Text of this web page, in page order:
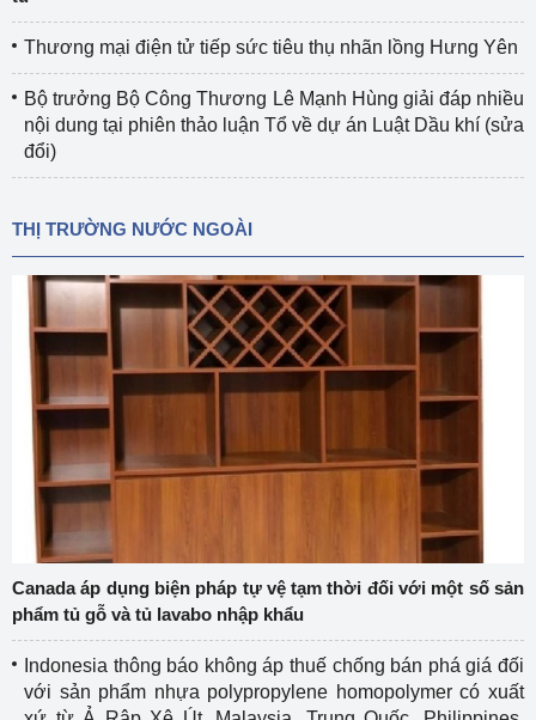
Thương mại điện tử tiếp sức tiêu thụ nhãn lồng Hưng Yên
Bộ trưởng Bộ Công Thương Lê Mạnh Hùng giải đáp nhiều
nội dung tại phiên thảo luận Tổ về dự án Luật Dầu khí (sửa
đổi)
THỊ TRƯỜNG NƯỚC NGOÀI
Canada áp dụng biện pháp tự vệ tạm thời đối với một số sản
phẩm tủ gỗ và tủ lavabo nhập khẩu
Indonesia thông báo không áp thuế chống bán phá giá đối
với sản phẩm nhựa polypropylene homopolymer có xuất